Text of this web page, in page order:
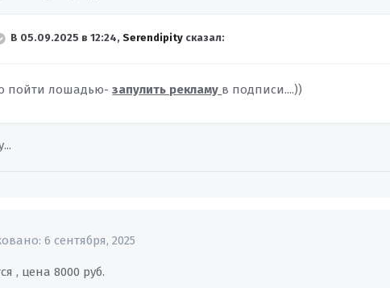
В 05.09.2025 в 12:24,Serendipity сказал:
пойти лошадью-запулить рекламу в подписи....))
6 сентября, 2025
, цена 8000 руб.